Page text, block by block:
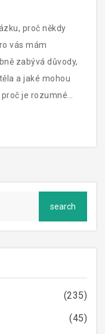
proč někdy
vás mám
zabývá důvody,
a jaké mohou
je rozumné
(235)
(45)